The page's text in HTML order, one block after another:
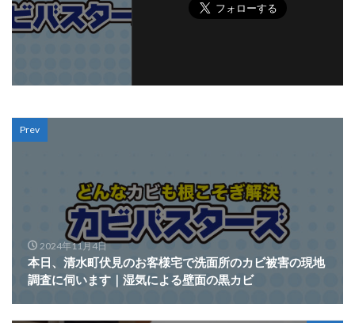
Prev
2024年11月4日
本日、清水町伏見のお客様宅で洗面所のカビ被害の現地
調査に伺います｜湿気による壁面の黒カビ